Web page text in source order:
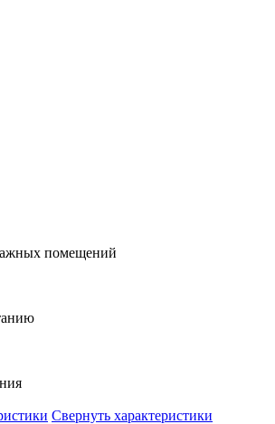
помещений
Свернуть характеристики